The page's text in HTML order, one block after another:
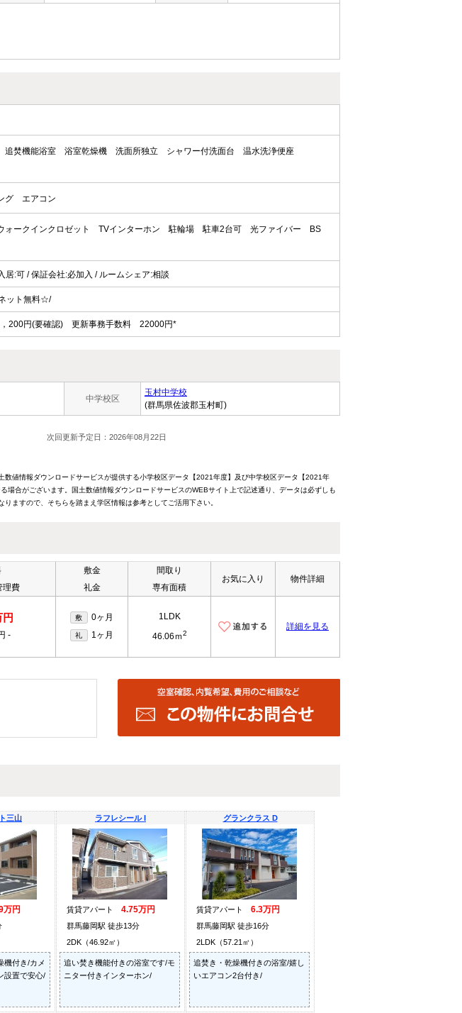
追焚機能浴室 浴室乾燥機 洗面所独立 シャワー付洗面台
温水洗浄便座
グ エアコン
ォークインクロゼット TVインターホン 駐輪場 駐車2台可 光ファイバー
BS
居:可 / 保証会社:必加入 / ルームシェア:相談
ット無料☆/
，200円(要確認) 更新事務手数料 22000円*
中学校区
玉村中学校
(群馬県佐波郡玉村町)
次回更新予定日：2026年08月22日
数値情報ダウンロードサービスが提供する小学校区データ【2021年度】及び中学校区データ【2021年
場合がございます。国土数値情報ダウンロードサービスのWEBサイト上で記述通り、データは必ずしも
ますので、そちらを踏まえ学区情報は参考としてご活用下さい。
理費
敷金
礼金
間取り
専有面積
お気に入り 物件詳細
円
-
敷 0ヶ月
礼 1ヶ月
1LDK
46.06ｍ2
詳細を見る
三山
万円
機付き/カメ
設置で安心/
ラフレシール I
賃貸アパート 4.75万円
群馬藤岡駅 徒歩13分
2DK（46.92㎡）
追い焚き機能付きの浴室です/モ
ニター付きインターホン/
グランクラス D
賃貸アパート 6.3万円
群馬藤岡駅 徒歩16分
2LDK（57.21㎡）
追焚き・乾燥機付きの浴室/嬉し
いエアコン2台付き/